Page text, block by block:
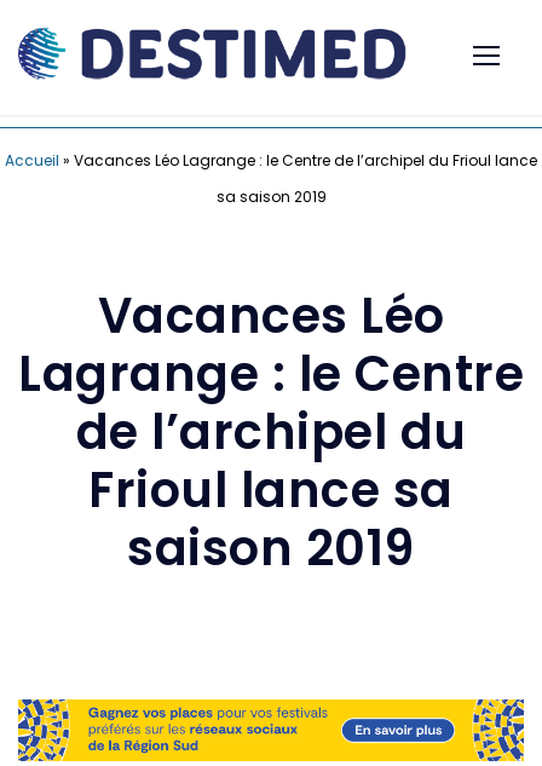
Accueil » Vacances Léo Lagrange : le Centre de l’archipel du Frioul lance
sa saison 2019
Vacances Léo
Lagrange : le Centre
de l’archipel du
Frioul lance sa
saison 2019